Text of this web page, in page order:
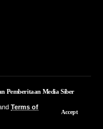
Terms of
Accept
Jalan Jakarta KM 5,
Pemberitaan Media Siber